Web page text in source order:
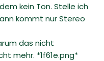
kein Ton. Stelle ich
kommt nur Stereo
das nicht
mehr. *1f61e.png*